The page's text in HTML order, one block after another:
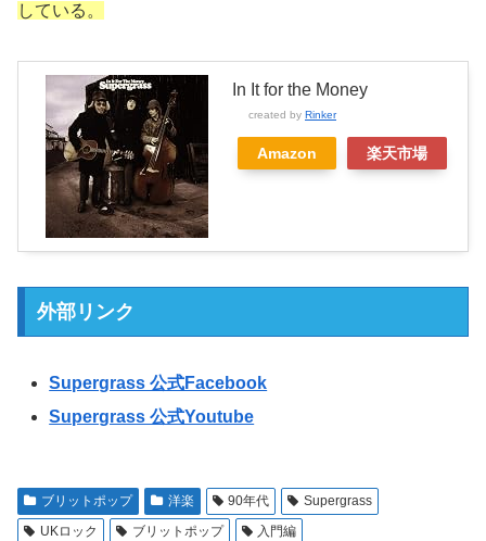
している。
In It for the Money
created by Rinker
Amazon 楽天市場
外部リンク
Supergrass 公式Facebook
Supergrass 公式Youtube
ブリットポップ 洋楽 90年代
Supergrass
UKロック
ブリットポップ 入門編